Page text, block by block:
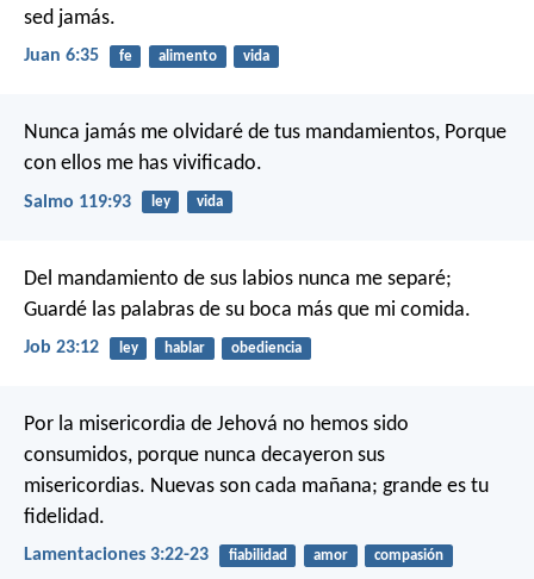
sed jamás.
Juan 6:35 fe alimento vida
Nunca jamás me olvidaré de tus mandamientos, Porque
con ellos me has vivificado.
Salmo 119:93 ley vida
Del mandamiento de sus labios nunca me separé;
Guardé las palabras de su boca más que mi comida.
Job 23:12 ley hablar obediencia
Por la misericordia de Jehová no hemos sido
consumidos, porque nunca decayeron sus
misericordias. Nuevas son cada mañana; grande es tu
fidelidad.
Lamentaciones 3:22-23 fiabilidad amor compasión